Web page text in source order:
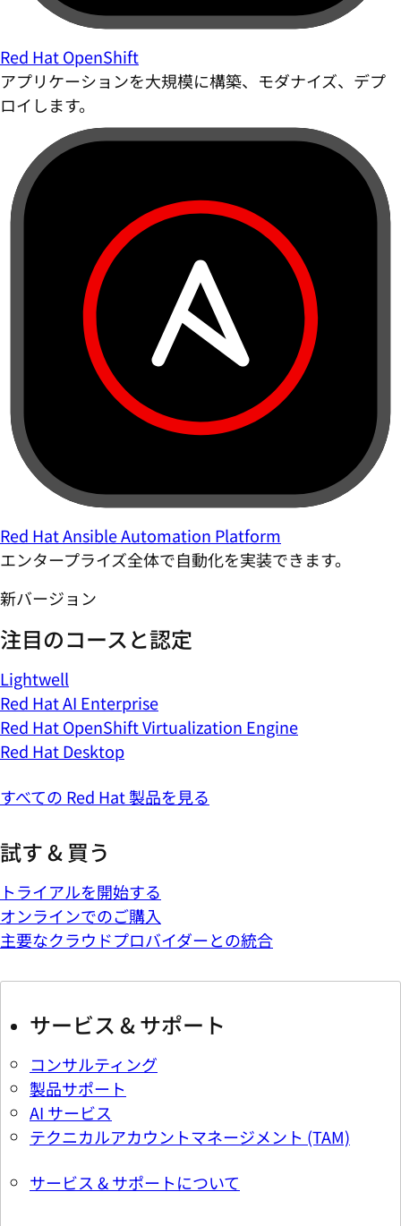
Red Hat OpenShift
アプリケーションを大規模に構築、モダナイズ、デプ
ロイします。
Red Hat Ansible Automation Platform
エンタープライズ全体で自動化を実装できます。
新バージョン
注目のコースと認定
Lightwell
Red Hat AI Enterprise
Red Hat OpenShift Virtualization Engine
Red Hat Desktop
すべての Red Hat 製品を見る
試す & 買う
トライアルを開始する
オンラインでのご購入
主要なクラウドプロバイダーとの統合
サービス & サポート
コンサルティング
製品サポート
AI サービス
テクニカルアカウントマネージメント (TAM)
サービス & サポートについて